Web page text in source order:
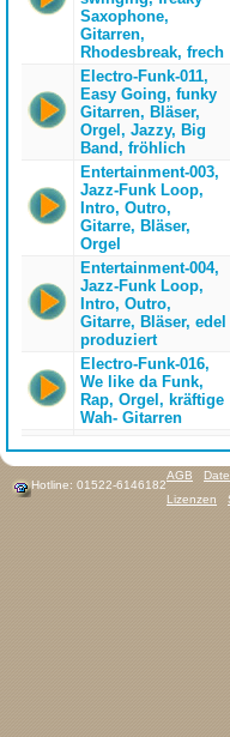
Saxophone,
Gitarren,
Rhodesbreak, frech
Electro-Funk-011,
Easy Going, funky
Gitarren, Bläser,
Orgel, Jazzy, Big
Band, fröhlich
Entertainment-003,
Jazz-Funk Loop,
Intro, Outro,
Gitarre, Bläser,
Orgel
Entertainment-004,
Jazz-Funk Loop,
Intro, Outro,
Gitarre, Bläser, edel
produziert
Electro-Funk-016,
We like da Funk,
Rap, Orgel, kräftige
Wah- Gitarren
Hotline: 01522-6146182
AGB
Lizenzen